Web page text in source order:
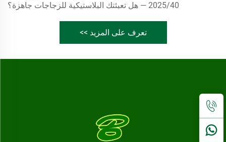
2025/40 — هل تعبئتك البلاستيكية للزجاجات جاهزة؟
تعرف على المزيد >>